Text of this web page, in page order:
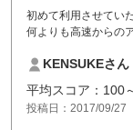
初めて利用させてい
何よりも高速からの
か。
料金の設定も都心か
か。
KENSUKEさん
平均スコア：100
投稿日：2017/09/27